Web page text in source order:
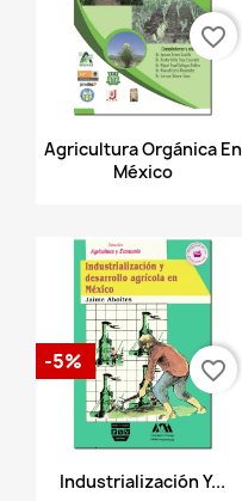
Vista rápida
Agricultura Orgánica En
México
favorite_border
Vista rápida
Industrialización Y...
-5% favorite_border